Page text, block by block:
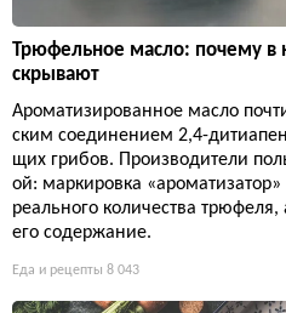
Трюфельное масло: почему в
скрывают
Ароматизированное масло
ским соединением 2,4-
щих грибов. Производители
ой: маркировка «ароматизатор»
реального количества
его содержание.
Еда и рецепты 8 043